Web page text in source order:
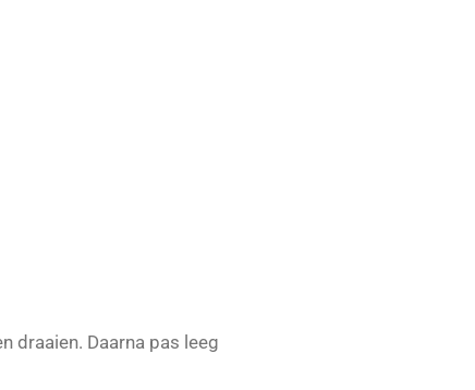
draaien. Daarna pas leeg